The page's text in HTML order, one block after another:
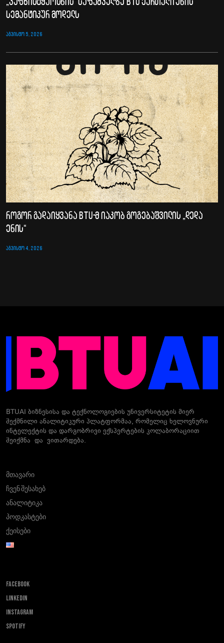
სემანტიკურ მოდელს
ᲐᲒᲕᲘᲡᲢᲝ 5, 2026
როგორ გადაიყვანა BTU-მ იაკობ გოგებაშვილის „დედა
ენის“
ᲐᲒᲕᲘᲡᲢᲝ 4, 2026
BTUAI ბიზნესისა და ტექნოლოგიების უნივერსიტეტის მიერ
შექმნილი ანალიტიკური პლატფორმაა, რომელიც ხელოვნური
ინტელექტის და დარგობრივი ექსპერტების კოლაბორაციით
შეიქმნა და ვითარდება.
მთავარი
ჩვენ შესახებ
ანალიტიკა
პოდკასტები
ქეისები
FACEBOOK
LINKEDIN
INSTAGRAM
SPOTIFY